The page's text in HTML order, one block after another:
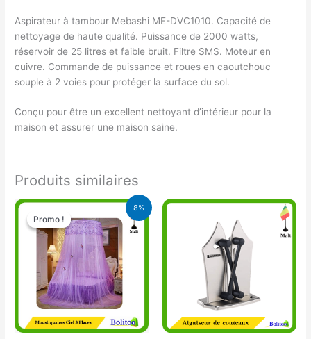
Aspirateur à tambour Mebashi ME-DVC1010. Capacité de
nettoyage de haute qualité. Puissance de 2000 watts,
réservoir de 25 litres et faible bruit. Filtre SMS. Moteur en
cuivre. Commande de puissance et roues en caoutchouc
souple à 2 voies pour protéger la surface du sol.
Conçu pour être un excellent nettoyant d’intérieur pour la
maison et assurer une maison saine.
Produits similaires
8%
Promo !
Promo !
Le
prix
initial
était :
16.900 CFA.
Le
prix
actuel
15.500 CFA.